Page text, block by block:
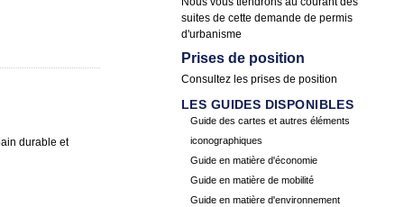
durable et
suites de cette demande de permis
d'urbanisme
Prises de position
Consultez les prises de position
LES GUIDES DISPONIBLES
Guide des cartes et autres éléments
iconographiques
Guide en matière d'économie
Guide en matière de mobilité
Guide en matière d'environnement